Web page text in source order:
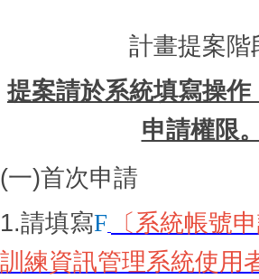
計畫提案階
提案請於系統填寫操
申請權限。
(一)首次申請
1.請填寫F
〔系統帳號
訓練資訊管理系統使用